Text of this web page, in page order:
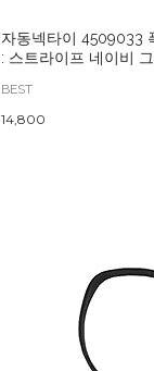
자동넥타이 4509033
: 스트라이프 네이비
BEST
14,800